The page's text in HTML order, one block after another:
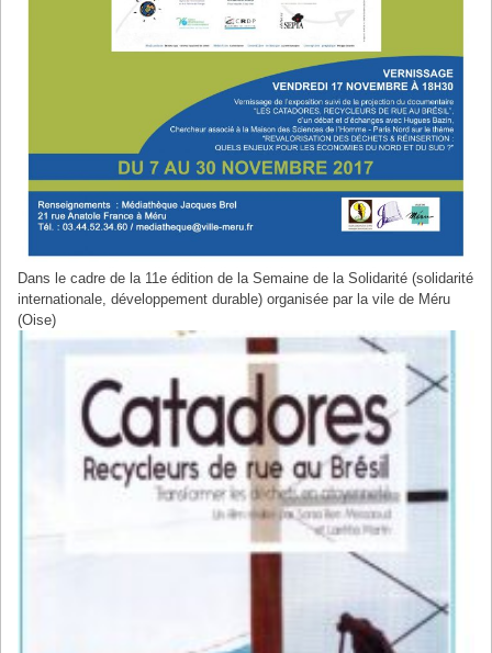
Dans le cadre de la 11e édition de la Semaine de la Solidarité (solidarité
internationale, développement durable) organisée par la vile de Méru
(Oise)